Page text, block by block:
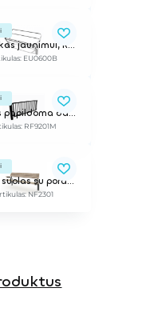
Suoliukas jaunimui, RAL7016
EU0600B
Tvoros papildoma dalis, h=900mm
RF9201M
Lauko suolas su porankiais, impregnuota pušis
NF2301